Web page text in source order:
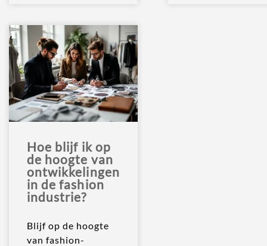
Hoe blijf ik op
de hoogte van
ontwikkelingen
in de fashion
industrie?
Blijf op de hoogte
van fashion-